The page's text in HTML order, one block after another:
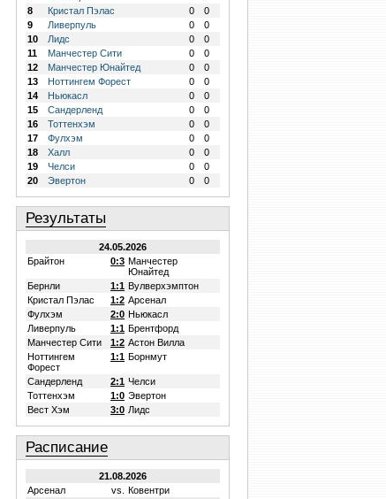
8
Кристал Пэлас 0
0
9
Ливерпуль 0
0
10
Лидс 0
0
11
Манчестер Сити 0
0
12
Манчестер Юнайтед 0
0
13
Ноттингем Форест 0
0
14
Ньюкасл 0
0
15
Сандерленд 0
0
16
Тоттенхэм 0
0
17
Фулхэм 0
0
18
Халл 0
0
19
Челси 0
0
20
Эвертон 0 0
Результаты
24.05.2026
Брайтон
0:3 Манчестер
Юнайтед
Бернли
1:1 Вулверхэмптон
Кристал Пэлас
1:2 Арсенал
Фулхэм
2:0 Ньюкасл
Ливерпуль
1:1 Брентфорд
Манчестер Сити
1:2 Астон Вилла
Ноттингем
Форест
1:1 Борнмут
Сандерленд 2:1 Челси
Тоттенхэм
1:0 Эвертон
Вест Хэм
3:0 Лидс
Расписание
21.08.2026
Арсенал
vs. Ковентри